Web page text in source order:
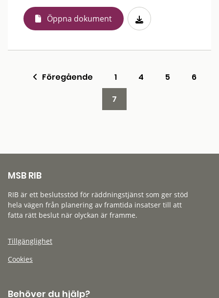
Öppna dokument
Föregående 1 4 5
6
7
MSB RIB
RIB är ett beslutsstöd för räddningstjänst som ger stöd
hela vägen från planering av framtida insatser till att
fatta rätt beslut när olyckan är framme.
Tillgänglighet
Cookies
Behöver du hjälp?